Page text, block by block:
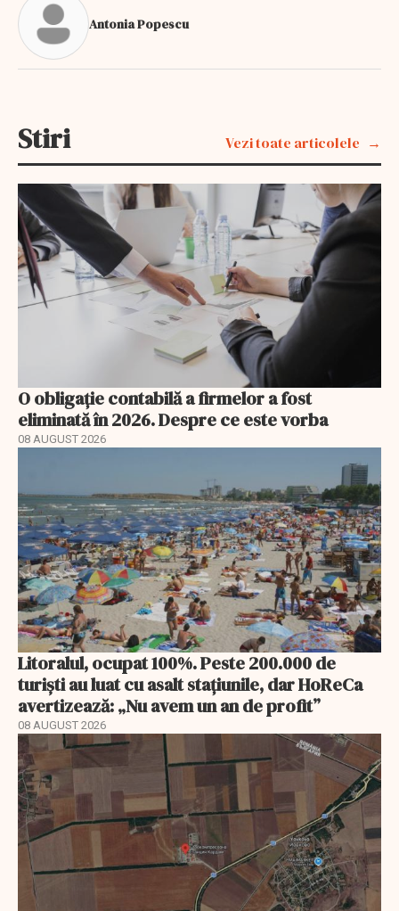
Antonia Popescu
Stiri Vezi toate articolele
O obligație contabilă a firmelor a fost
eliminată în 2026. Despre ce este vorba
08 AUGUST 2026
Litoralul, ocupat 100%. Peste 200.000 de
turiști au luat cu asalt stațiunile, dar HoReCa
avertizează: „Nu avem un an de profit”
08 AUGUST 2026